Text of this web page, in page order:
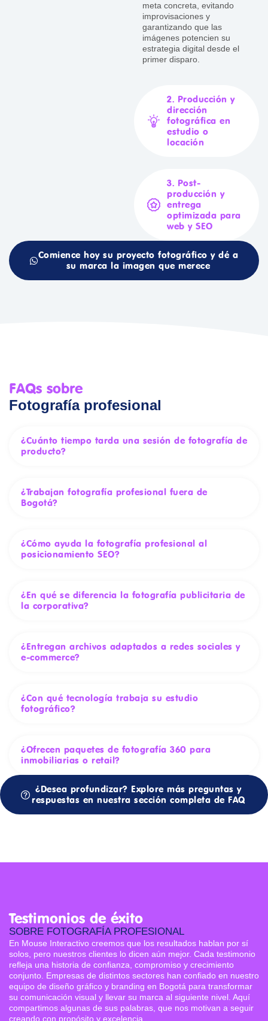
meta concreta, evitando
improvisaciones y
garantizando que las
imágenes potencien su
estrategia digital desde el
primer disparo.
2. Producción y
dirección
fotográfica en
estudio o
locación
3. Post-
producción y
entrega
optimizada para
web y SEO
Comience hoy su proyecto fotográfico y dé a
su marca la imagen que merece
FAQs sobre
Fotografía profesional
¿Cuánto tiempo tarda una sesión de fotografía de
producto?
¿Trabajan fotografía profesional fuera de
Bogotá?
¿Cómo ayuda la fotografía profesional al
posicionamiento SEO?
¿En qué se diferencia la fotografía publicitaria de
la corporativa?
¿Entregan archivos adaptados a redes sociales y
e-commerce?
¿Con qué tecnología trabaja su estudio
fotográfico?
¿Ofrecen paquetes de fotografía 360 para
inmobiliarias o retail?
¿Desea profundizar? Explore más preguntas y
respuestas en nuestra sección completa de FAQ
Testimonios de éxito
SOBRE FOTOGRAFÍA PROFESIONAL
En Mouse Interactivo creemos que los resultados hablan por sí
solos, pero nuestros clientes lo dicen aún mejor. Cada testimonio
refleja una historia de confianza, compromiso y crecimiento
conjunto. Empresas de distintos sectores han confiado en nuestro
equipo de diseño gráfico y branding en Bogotá para transformar
su comunicación visual y llevar su marca al siguiente nivel. Aquí
compartimos algunas de sus palabras, que nos motivan a seguir
creando con propósito y excelencia.